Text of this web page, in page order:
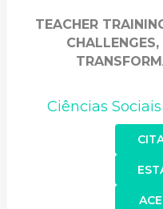
TEACHER
Ciências